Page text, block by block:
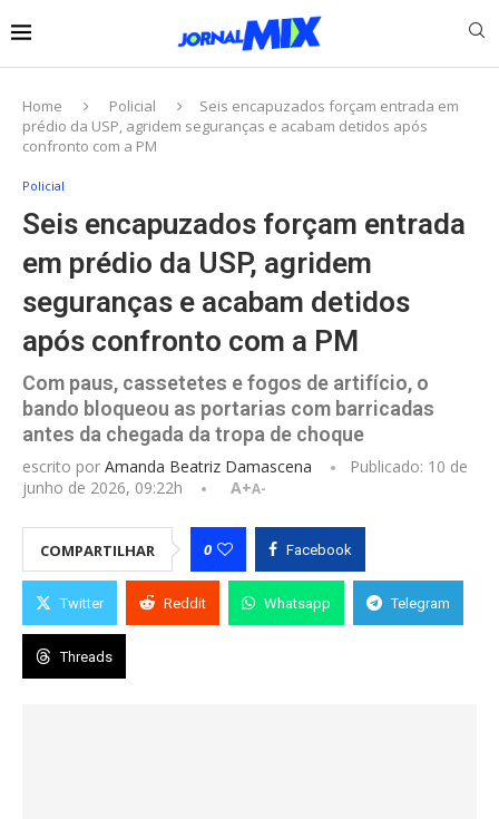
Home Policial
Seis encapuzados forçam entrada em
prédio da USP, agridem seguranças e acabam detidos após
confronto com a PM
Policial
Seis encapuzados forçam entrada
em prédio da USP, agridem
seguranças e acabam detidos
após confronto com a PM
Com paus, cassetetes e fogos de artifício, o
bando bloqueou as portarias com barricadas
antes da chegada da tropa de choque
escrito por Amanda Beatriz Damascena Publicado: 10 de
junho de 2026, 09:22h
A+A-
COMPARTILHAR 0 Facebook
Twitter Reddit Whatsapp Telegram
Threads